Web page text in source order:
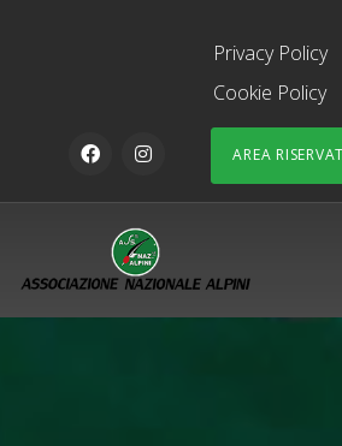
Privacy Policy
Cookie Policy
AREA